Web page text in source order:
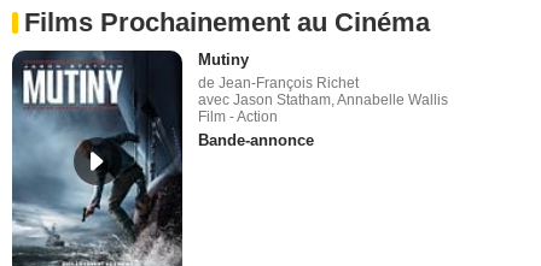
Films Prochainement au Cinéma
Mutiny
de Jean-François Richet
avec Jason Statham, Annabelle Wallis
Film - Action
Bande-annonce